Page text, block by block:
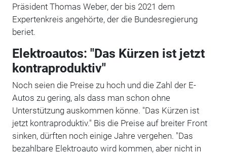
Präsident Thomas Weber, der bis 2021 dem
Expertenkreis angehörte, der die Bundesregierung
beriet.
Elektroautos: "Das Kürzen ist jetzt
kontraproduktiv"
Noch seien die Preise zu hoch und die Zahl der E-
Autos zu gering, als dass man schon ohne
Unterstützung auskommen könne. "Das Kürzen ist
jetzt kontraproduktiv." Bis die Preise auf breiter Front
sinken, dürften noch einige Jahre vergehen. "Das
bezahlbare Elektroauto wird kommen, aber nicht in